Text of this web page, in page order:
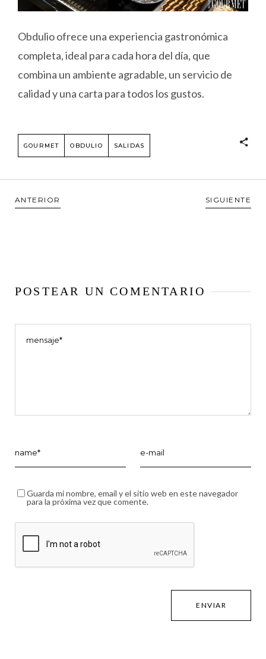
Obdulio ofrece una experiencia gastronómica
completa, ideal para cada hora del día, que
combina un ambiente agradable, un servicio de
calidad y una carta para todos los gustos.
GOURMET OBDULIO SALIDAS
ANTERIOR SIGUIENTE
POSTEAR UN COMENTARIO
Guarda mi nombre, email y el sitio web en este navegador
para la próxima vez que comente.